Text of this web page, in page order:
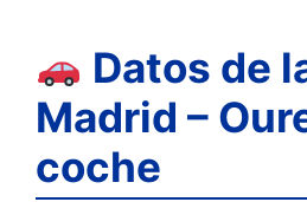
Datos de
Madrid –
coche